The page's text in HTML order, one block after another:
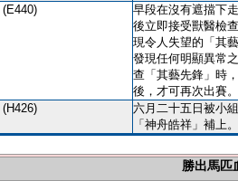
(E440)
早段在沒有遮擋下
後立即接受獸醫檢
現令人失望的「其
發現任何明顯異常
查「其藝先鋒」時
後，才可再次出賽。
(H426)
六月二十五日被小
「神舟皓祥」補上
勝出馬匹